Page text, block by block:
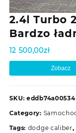
2.4l Turbo
Bardzo
12 500,00zł
Zobacz
SKU: eddb74a00534
Category:
Tags: dodge caliber,